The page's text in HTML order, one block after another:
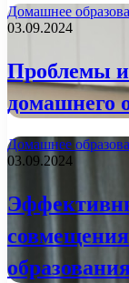
Домашнее
03.09.2024
Проблемы
домашнего
Домашнее
03.09.2024